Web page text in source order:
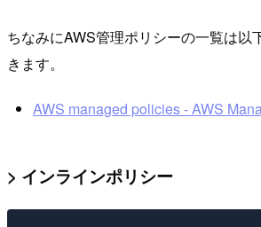
ちなみにAWS管理ポリシーの一覧は以
きます。
AWS managed policies - AWS
> インラインポリシー